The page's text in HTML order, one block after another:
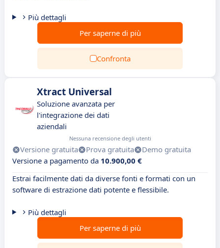
Più dettagli
Per saperne di più
Confronta
Xtract Universal
Soluzione avanzata per
l'integrazione dei dati
aziendali
Nessuna recensione degli utenti
Versione gratuita Prova gratuita
Demo gratuita
Versione a pagamento da 10.900,00 €
Estrai facilmente dati da diverse fonti e formati con un
software di estrazione dati potente e flessibile.
Più dettagli
Per saperne di più